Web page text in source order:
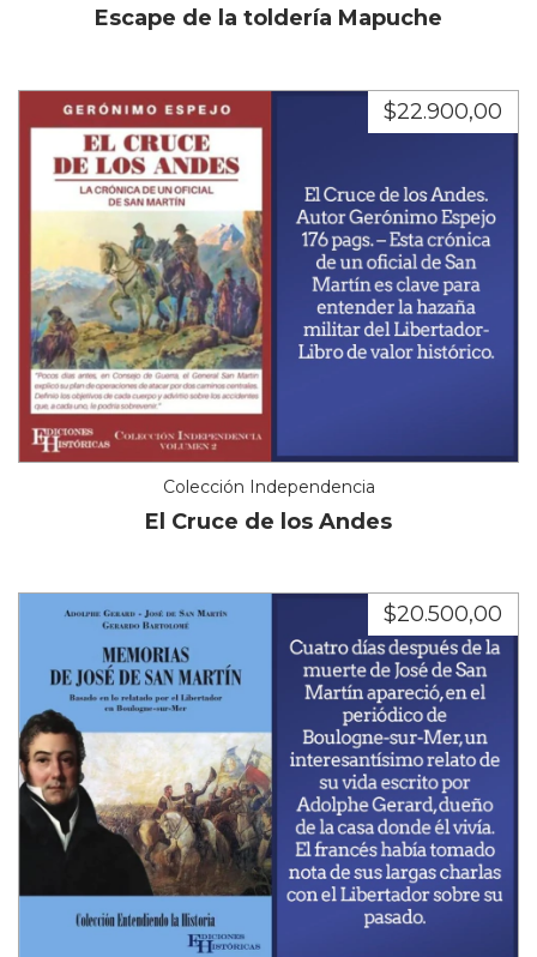
Escape de la toldería Mapuche
$22.900,00
Colección Independencia
El Cruce de los Andes
$20.500,00